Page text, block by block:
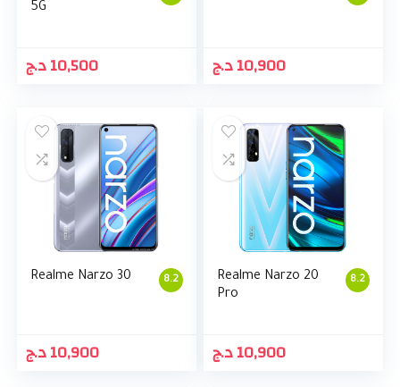
5G
10,500د.ج 10,900د.ج
8.2
Realme Narzo 30
10,900د.ج
8.2
Realme Narzo 20
Pro
10,900د.ج